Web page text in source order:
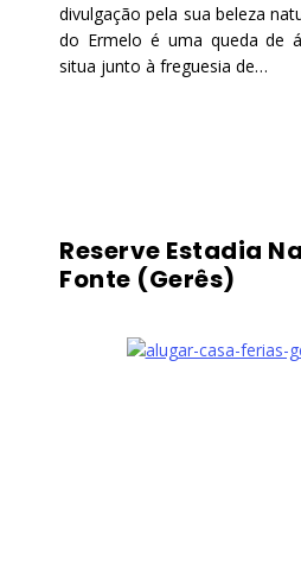
divulgação pela sua beleza
do Ermelo é uma queda de
situa junto à freguesia de…
Reserve Estadia
Fonte (Gerês)